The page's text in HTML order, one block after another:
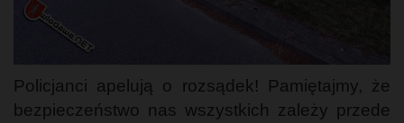
Policjanci apelują o rozsądek! Pamiętajmy, że
bezpieczeństwo nas wszystkich zależy przede